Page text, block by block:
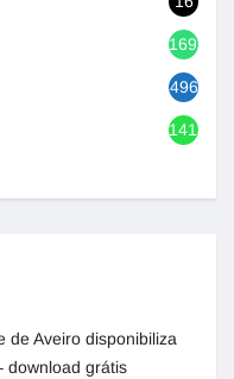
1692
496
1418
de Aveiro disponibiliza
download grátis